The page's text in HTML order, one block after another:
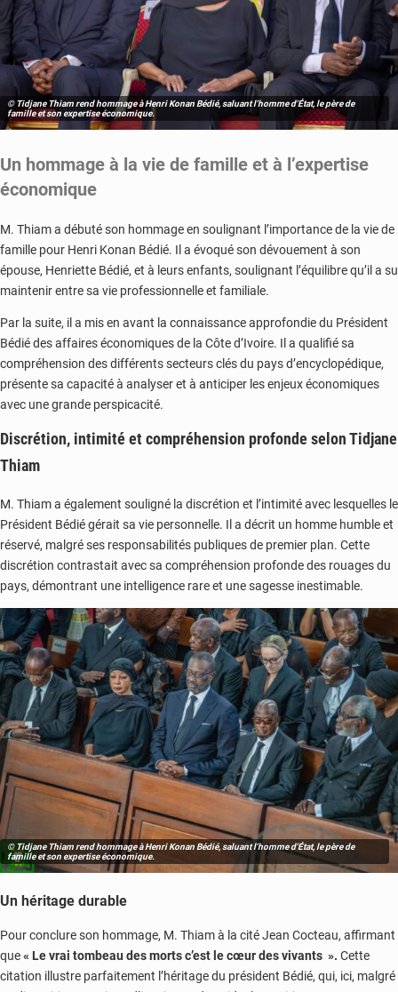
© Tidjane Thiam rend hommage à Henri Konan Bédié, saluant l'homme d'État, le père de
famille et son expertise économique.
Un hommage à la vie de famille et à l’expertise
économique
M. Thiam a débuté son hommage en soulignant l’importance de la vie de
famille pour Henri Konan Bédié. Il a évoqué son dévouement à son
épouse, Henriette Bédié, et à leurs enfants, soulignant l’équilibre qu’il a su
maintenir entre sa vie professionnelle et familiale.
Par la suite, il a mis en avant la connaissance approfondie du Président
Bédié des affaires économiques de la Côte d’Ivoire. Il a qualifié sa
compréhension des différents secteurs clés du pays d’encyclopédique,
présente sa capacité à analyser et à anticiper les enjeux économiques
avec une grande perspicacité.
Discrétion, intimité et compréhension profonde selon Tidjane
Thiam
M. Thiam a également souligné la discrétion et l’intimité avec lesquelles le
Président Bédié gérait sa vie personnelle. Il a décrit un homme humble et
réservé, malgré ses responsabilités publiques de premier plan. Cette
discrétion contrastait avec sa compréhension profonde des rouages du
pays, démontrant une intelligence rare et une sagesse inestimable.
© Tidjane Thiam rend hommage à Henri Konan Bédié, saluant l'homme d'État, le père de
famille et son expertise économique.
Un héritage durable
Pour conclure son hommage, M. Thiam à la cité Jean Cocteau, affirmant
que« Le vrai tombeau des morts c’est le cœur des vivants ». Cette
citation illustre parfaitement l’héritage du président Bédié, qui, ici, malgré